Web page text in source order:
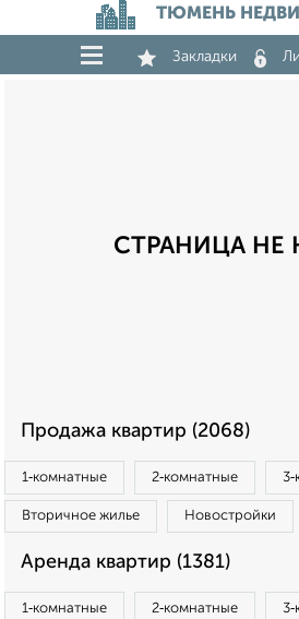
ТЮМЕНЬ
Закладки
СТРАНИЦА НЕ
Продажа квартир (2068)
1‑комнатные 2‑комнатные
Вторичное жилье Новостройки
Аренда квартир (1381)
1‑комнатные 2‑комнатные